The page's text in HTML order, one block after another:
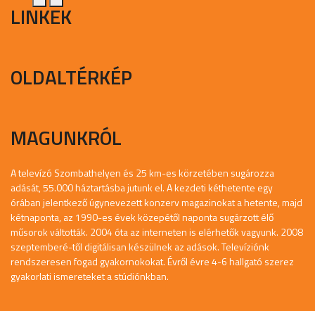
LINKEK
OLDALTÉRKÉP
MAGUNKRÓL
A televízó Szombathelyen és 25 km-es körzetében sugározza
adását, 55.000 háztartásba jutunk el. A kezdeti kéthetente egy
órában jelentkező úgynevezett konzerv magazinokat a hetente, majd
kétnaponta, az 1990-es évek közepétől naponta sugárzott élő
műsorok váltották. 2004 óta az interneten is elérhetők vagyunk. 2008
szeptemberé-től digitálisan készülnek az adások. Televíziónk
rendszeresen fogad gyakornokokat. Évről évre 4-6 hallgató szerez
gyakorlati ismereteket a stúdiónkban.